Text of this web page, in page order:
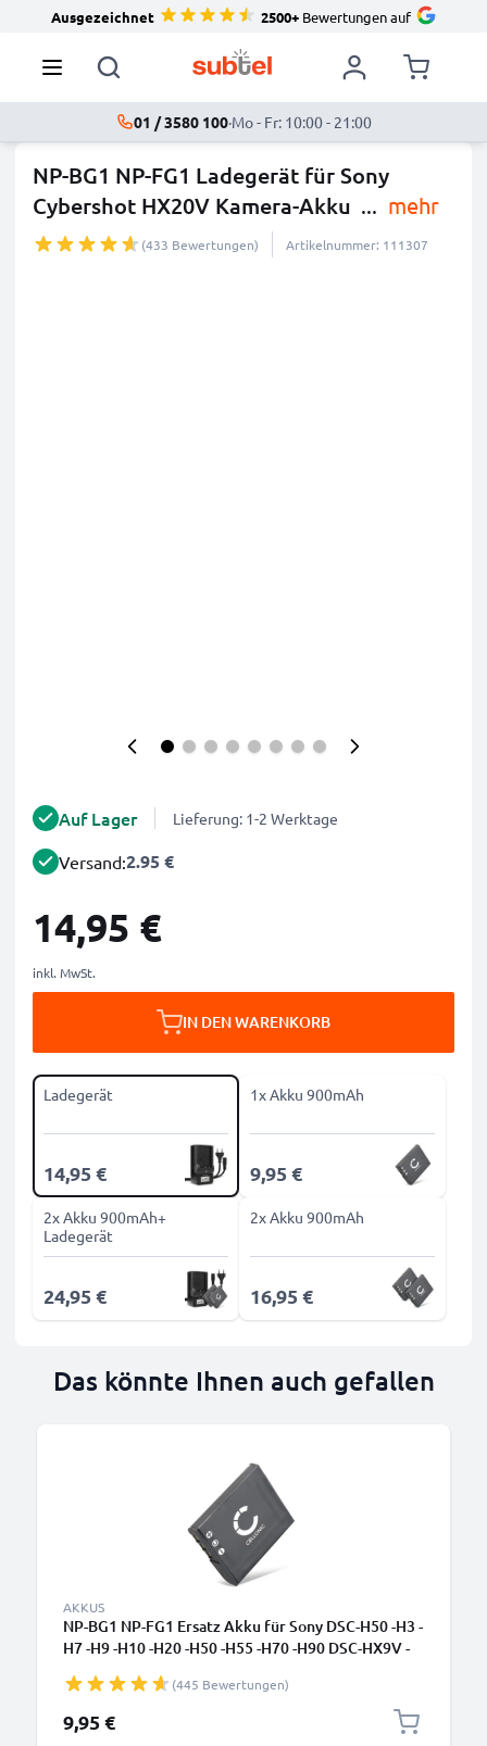
Ausgezeichnet 2500+Bewertungen auf
01 / 3580 100·Mo - Fr: 10:00 - 21:00
NP-BG1 NP-FG1 Ladegerät für Sony
Cybershot HX20V Kamera-Akku ... mehr
(433 Bewertungen) Artikelnummer: 111307
Auf Lager Lieferung: 1-2 Werktage
Versand:2.95 €
14,95 €
inkl. MwSt.
IN DEN WARENKORB
Ladegerät
14,95 €
1x Akku 900mAh
9,95 €
2x Akku 900mAh+
Ladegerät
24,95 €
2x Akku 900mAh
16,95 €
Das könnte Ihnen auch gefallen
AKKUS
NP-BG1 NP-FG1 Ersatz Akku für Sony DSC-H50 -H3 -
H7 -H9 -H10 -H20 -H50 -H55 -H70 -H90 DSC-HX9V -
Ersatzakku - Kameraakku 900mAh, Batterie
(445 Bewertungen)
9,95 €